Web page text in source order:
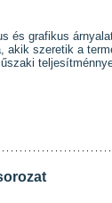
és grafikus
akik szeretik a